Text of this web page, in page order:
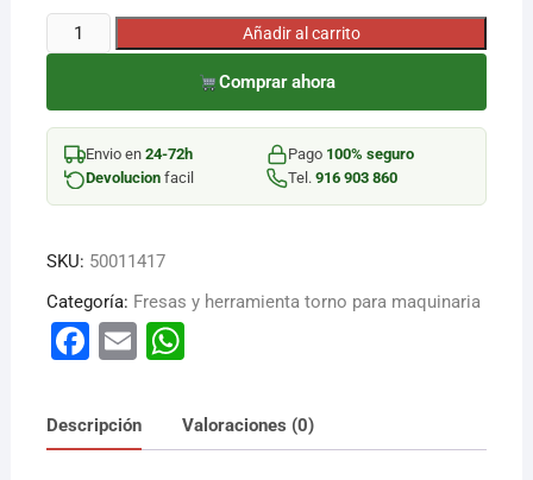
FRESA
FRONTAL
4
FILOS
cantidad
Añadir al carrito
Comprar ahora
Envio en 24-72h Pago 100% seguro
Devolucionfacil Tel. 916 903 860
SKU: 50011417
Categoría: Fresas y herramienta torno para maquinaria
F
c
e
E
ai
l
W
at
s
Descripción Valoraciones (0)
¡Hola! Soy el asesor virtual de Ferretería El Arroyo.
Cuéntame qué necesitas y te ayudo a encontrarlo,
aunque no sepas el nombre exacto